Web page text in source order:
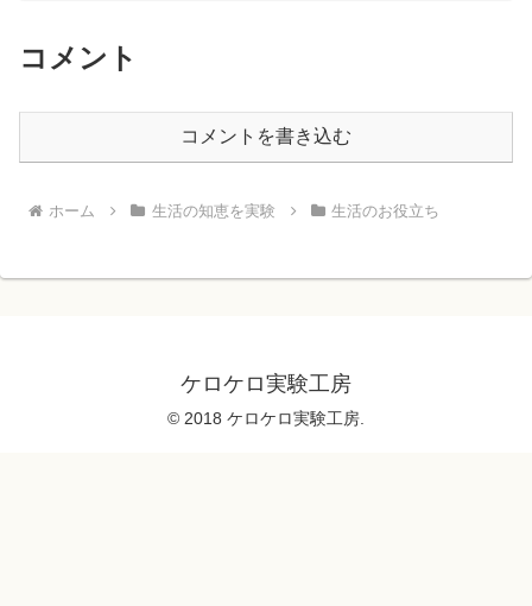
コメント
コメントを書き込む
ホーム 生活の知恵を実験 生活のお役立ち
ケロケロ実験工房
© 2018 ケロケロ実験工房.